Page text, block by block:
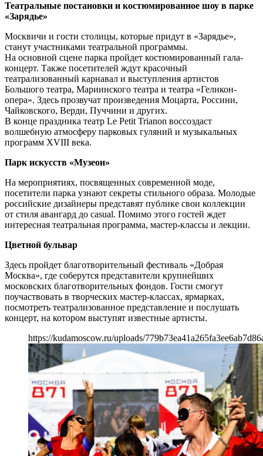
Театральные постановки и костюмированное шоу в парке
«Зарядье»
Москвичи и гости столицы, которые придут в «Зарядье»,
станут участниками театральной программы.
На основной сцене парка пройдет костюмированный гала-
концерт. Также посетителей ждут красочный
театрализованный карнавал и выступления артистов
Большого театра, Мариинского театра и театра «Геликон-
опера». Здесь прозвучат произведения Моцарта, Россини,
Чайковского, Верди, Пуччини и других.
В конце праздника театр Le Petit Trianon воссоздаст
волшебную атмосферу парковых гуляний и музыкальных
программ XVIII века.
Парк искусств «Музеон»
На мероприятиях, посвященных современной моде,
посетители парка узнают секреты стильного образа. Молодые
российские дизайнеры представят публике свои коллекции
от стиля авангард до casual. Помимо этого гостей ждет
интересная театральная программа, мастер-классы и лекции.
Цветной бульвар
Здесь пройдет благотворительный фестиваль «Добрая
Москва», где соберутся представители крупнейших
московских благотворительных фондов. Гости смогут
поучаствовать в творческих мастер-классах, ярмарках,
посмотреть театрализованное представление и послушать
концерт, на котором выступят известные артисты.
https://kudamoscow.ru/uploads/